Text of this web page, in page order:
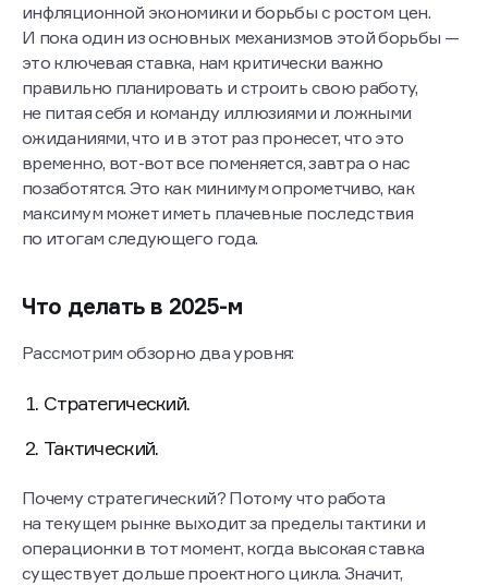
инфляционной экономики и борьбы с ростом цен.
И пока один из основных механизмов этой борьбы —
это ключевая ставка, нам критически важно
правильно планировать и строить свою работу,
не питая себя и команду иллюзиями и ложными
ожиданиями, что и в этот раз пронесет, что это
временно, вот-вот все поменяется, завтра о нас
позаботятся. Это как минимум опрометчиво, как
максимум может иметь плачевные последствия
по итогам следующего года.
Что делать в 2025-м
Рассмотрим обзорно два уровня:
Стратегический.
Тактический.
Почему стратегический? Потому что работа
на текущем рынке выходит за пределы тактики и
операционки в тот момент, когда высокая ставка
существует дольше проектного цикла. Значит,